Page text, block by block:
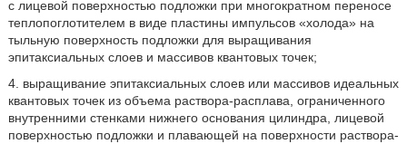
с лицевой поверхностью подложки при многократном переносе
теплопоглотителем в виде пластины импульсов «холода» на
тыльную поверхность подложки для выращивания
эпитаксиальных слоев и массивов квантовых точек;
4. выращивание эпитаксиальных слоев или массивов идеальных
квантовых точек из объема раствора-расплава, ограниченного
внутренними стенками нижнего основания цилиндра, лицевой
поверхностью подложки и плавающей на поверхности раствора-